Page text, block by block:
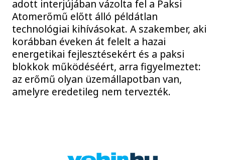
adott interjújában vázolta fel a Paksi
Atomerőmű előtt álló példátlan
technológiai kihívásokat. A szakember, aki
korábban éveken át felelt a hazai
energetikai fejlesztésekért és a paksi
blokkok működéséért, arra figyelmeztet:
az erőmű olyan üzemállapotban van,
amelyre eredetileg nem tervezték.